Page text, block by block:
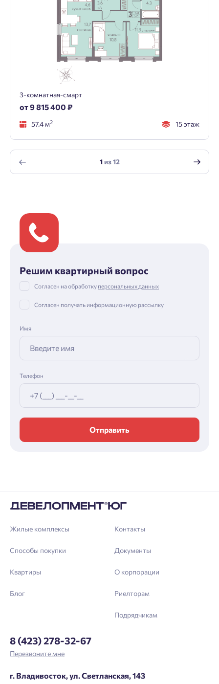
3-комнатная-смарт
от 9 815 400 ₽
57.4 м2 15 этаж
1из12
Решим квартирный вопрос
Согласен на обработку персональных данных
Согласен получать информационную рассылку
Имя
Телефон
Отправить
Жилые комплексы
Способы покупки
Квартиры
Блог
Контакты
Документы
О корпорации
Риелторам
Подрядчикам
8 (423) 278-32-67
Перезвоните мне
г. Владивосток, ул. Светланская, 143